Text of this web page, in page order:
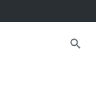
search